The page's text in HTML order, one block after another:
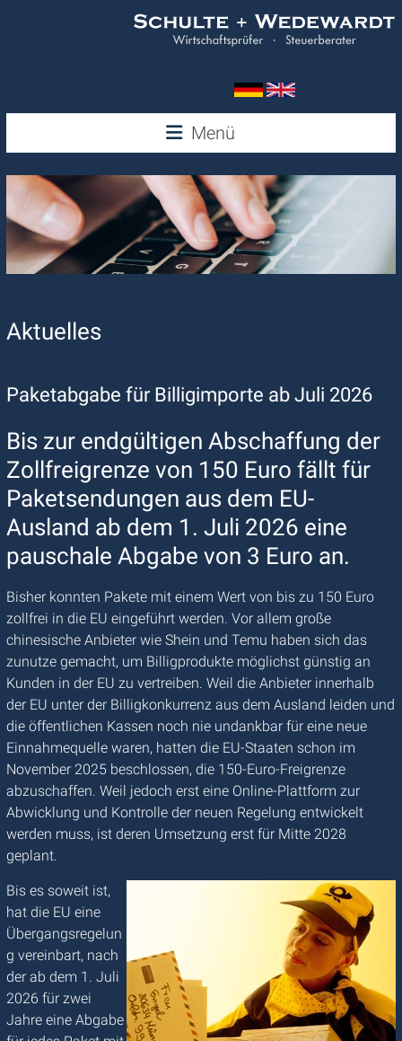
Wedewardt
&
Schulte
Menü
Aktuelles
Paketabgabe für Billigimporte ab Juli 2026
Bis zur endgültigen Abschaffung der
Zollfreigrenze von 150 Euro fällt für
Paketsendungen aus dem EU-
Ausland ab dem 1. Juli 2026 eine
pauschale Abgabe von 3 Euro an.
Bisher konnten Pakete mit einem Wert von bis zu 150 Euro
zollfrei in die EU eingeführt werden. Vor allem große
chinesische Anbieter wie Shein und Temu haben sich das
zunutze gemacht, um Billigprodukte möglichst günstig an
Kunden in der EU zu vertreiben. Weil die Anbieter innerhalb
der EU unter der Billigkonkurrenz aus dem Ausland leiden und
die öffentlichen Kassen noch nie undankbar für eine neue
Einnahmequelle waren, hatten die EU-Staaten schon im
November 2025 beschlossen, die 150-Euro-Freigrenze
abzuschaffen. Weil jedoch erst eine Online-Plattform zur
Abwicklung und Kontrolle der neuen Regelung entwickelt
werden muss, ist deren Umsetzung erst für Mitte 2028
geplant.
Bis es soweit ist,
hat die EU eine
Übergangsregelun
g vereinbart, nach
der ab dem 1. Juli
2026 für zwei
Jahre eine Abgabe